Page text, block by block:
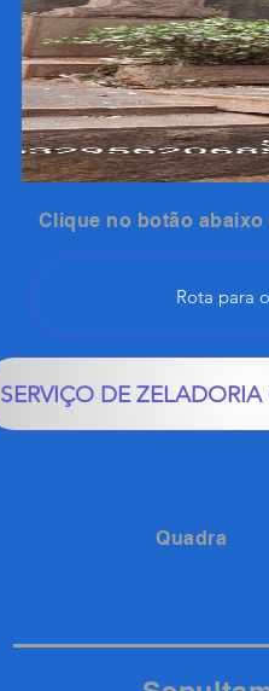
Clique no botão
Rota para
SERVIÇO DE
Quadra